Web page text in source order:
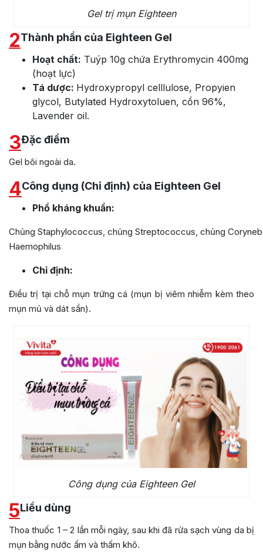
Gel trị mụn Eighteen
2Thành phần của Eighteen Gel
Hoạt chất: Tuýp 10g chứa Erythromycin 400mg
(hoạt lực)
Tá dược: Hydroxypropyl celllulose, Propyien
glycol, Butylated Hydroxytoluen, cồn 96%,
Lavender oil.
3Đặc điểm
Gel bôi ngoài da.
4Công dụng (Chỉ định) của Eighteen Gel
Phổ kháng khuẩn:
Chủng Staphylococcus, chủng Streptococcus, chủng
Haemophilus
Chỉ định:
Điều trị tại chỗ mụn trứng cá (mụn bị viêm nhiễm kèm theo
mụn mủ và dát sần).
Công dụng của Eighteen Gel
5Liều dùng
Thoa thuốc 1 – 2 lần mỗi ngày, sau khi đã rửa sạch vùng da bị
mụn bằng nước ấm và thấm khô.